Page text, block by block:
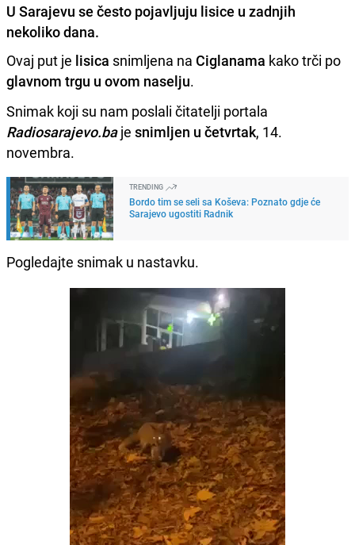
U Sarajevu se često pojavljuju lisice u zadnjih
nekoliko dana.
Ovaj put je lisica snimljena na Ciglanama kako trči po
glavnom trgu u ovom naselju.
Snimak koji su nam poslali čitatelji portala
Radiosarajevo.baje snimljen u četvrtak, 14.
novembra.
TRENDING
Bordo tim se seli sa Koševa: Poznato gdje će
Sarajevo ugostiti Radnik
Pogledajte snimak u nastavku.